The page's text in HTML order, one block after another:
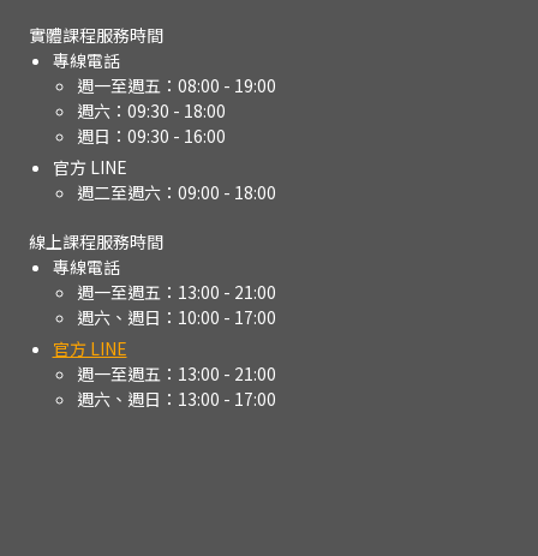
實體課程服務時間
專線電話
週一至週五：08:00 - 19:00
週六：09:30 - 18:00
週日：09:30 - 16:00
官方 LINE
週二至週六：09:00 - 18:00
線上課程服務時間
專線電話
週一至週五：13:00 - 21:00
週六、週日：10:00 - 17:00
官方 LINE
週一至週五：13:00 - 21:00
週六、週日：13:00 - 17:00